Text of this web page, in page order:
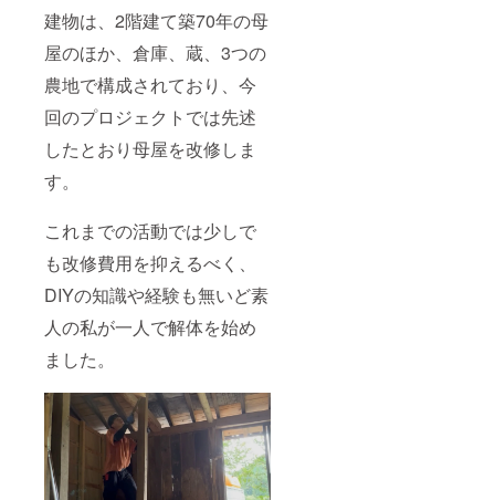
建物は、2階建て築70年の母
屋のほか、倉庫、蔵、3つの
農地で構成されており、今
回のプロジェクトでは先述
したとおり母屋を改修しま
す。
これまでの活動では少しで
も改修費用を抑えるべく、
DIYの知識や経験も無いど素
人の私が一人で解体を始め
ました。